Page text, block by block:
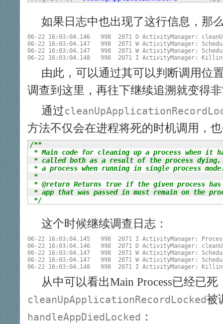
如果日志中也出现了这行信息，那
06-22 16:03:04.146   998  2071 D ActivityManager:
06-22 16:03:04.147   998  2071 W ActivityManager:
06-22 16:03:04.147   998  2071 W ActivityManager:
由此，可以通过其可以判断调用位
调查到这里，再往下继续追溯就变得
通过
方法不仅会在进程将死的时机调用，
/**
* Main code for cleaning up a process when it
* called both as a result of the process dying,
* a process when running in single process
*
* @return Returns true if the given process
* app that was passed in must remain on the
*/
这个时候继续调查日志：
06-22 16:03:04.145   998  2071 I ActivityManager:
06-22 16:03:04.146   998  2071 D ActivityManager:
06-22 16:03:04.147   998  2071 W ActivityManager:
06-22 16:03:04.147   998  2071 W ActivityManager:
从中可以看出Main Process已经已
cleanUpApplicationRecordLocked被
handleAppDiedLocked ：